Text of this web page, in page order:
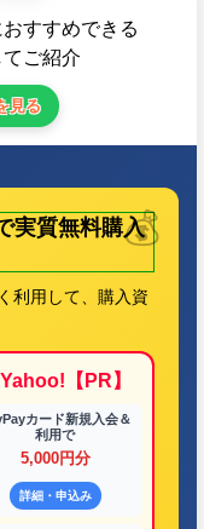
すすめできる
ご紹介
見る
実質無料購入
利用して、購入資
【PR】
カード新規入会＆
利用で
5,000円分
詳細・申込み